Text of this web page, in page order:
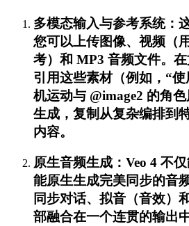
多模态输入与参考系统：
您可以上传图像、视频（
考）和 MP3 音频文件。
引用这些素材（例如，“
机运动与 @image2 的角
生成，复制从复杂编排到
内容。
原生音频生成：Veo 4 不
能原生生成完美同步的音
同步对话、拟音（音效）
部融合在一个连贯的输出中